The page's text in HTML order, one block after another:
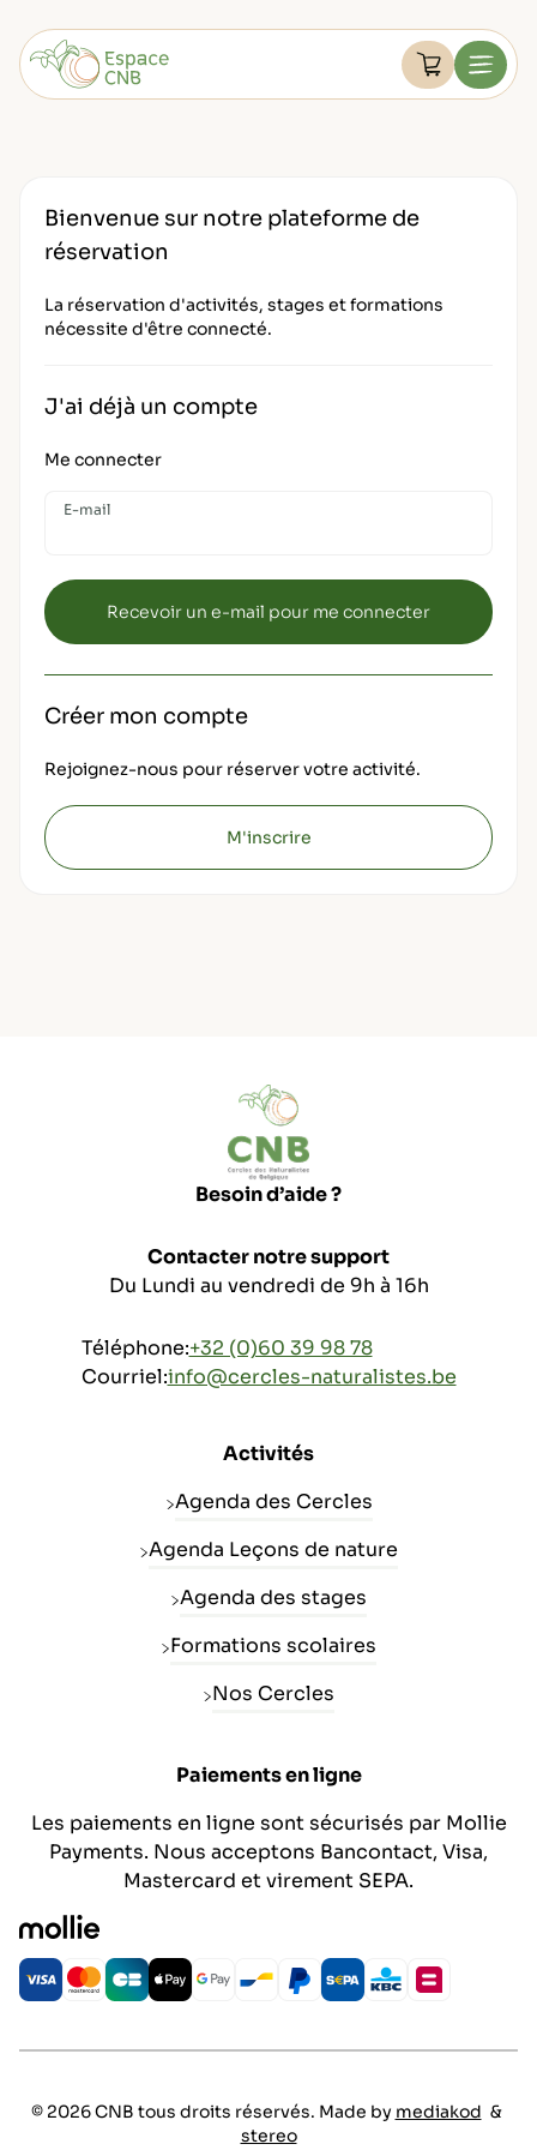
contenu
Retourner à l'accueil
Devenir membre
FAQ
Voir leMenu
Bienvenue sur notre plateforme de
réservation
La réservation d'activités, stages et formations
nécessite d'être connecté.
J'ai déjà un compte
Me connecter
E-mail
Créer mon compte
Rejoignez-nous pour réserver votre activité.
M'inscrire
Besoin d’aide ?
Contacter notre support
Du Lundi au vendredi de 9h à 16h
Téléphone:+32 (0)60 39 98 78
Courriel:info@cercles-naturalistes.be
Activités
Agenda des Cercles
Agenda Leçons de nature
Agenda des stages
Formations scolaires
Nos Cercles
Paiements en ligne
Les paiements en ligne sont sécurisés par Mollie
Payments. Nous acceptons Bancontact, Visa,
Mastercard et virement SEPA.
© 2026 CNB tous droits réservés. Made by mediakod &
stereo